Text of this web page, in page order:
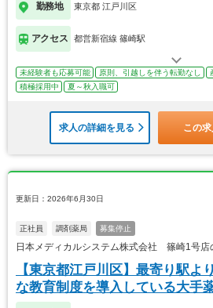
勤務地 東京都 江戸川区
アクセス 都営新宿線 篠崎駅
未経験者も応募可能 原則、引越しを伴う転勤なし
積極採用中
夏～秋入職可
求人の詳細を見る この
更新日：2026年6月30日
正社員 調剤薬局 募集停止
日本メディカルシステム株式会社 篠崎1号店
【東京都江戸川区】最寄り駅よ
な教育制度を導入している大手